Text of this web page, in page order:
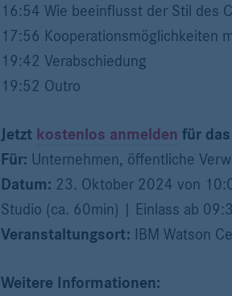
16:54 Wie beeinflusst der Stil des
17:56 Kooperationsmöglichkeiten
19:42 Verabschiedung
19:52 Outro
Jetzt kostenlos anmelden für
Für: Unternehmen, öffentliche
Datum: 23. Oktober 2024 von
Studio (ca. 60min) | Einlass ab
Veranstaltungsort: IBM Watson
Weitere Informationen: